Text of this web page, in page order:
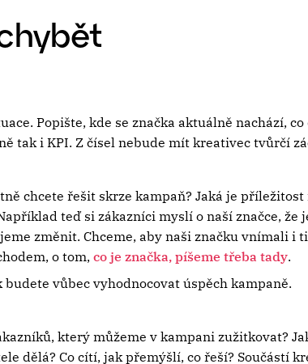
Popište, kde se značka aktuálně nachází,
tak i KPI. Z čísel nebude mít kreativec tvůrčí
chcete řešit skrze kampaň? Jaká je
teď si zákazníci myslí o naší značce, že
změnit. Chceme, aby naši značku vnímali i
o tom, co je značka, píšeme třeba tady.
budete vůbec vyhodnocovat úspěch kampaně.
který můžeme v kampani zužitkovat?
dělá? Co cítí, jak přemýšlí, co řeší? Součástí